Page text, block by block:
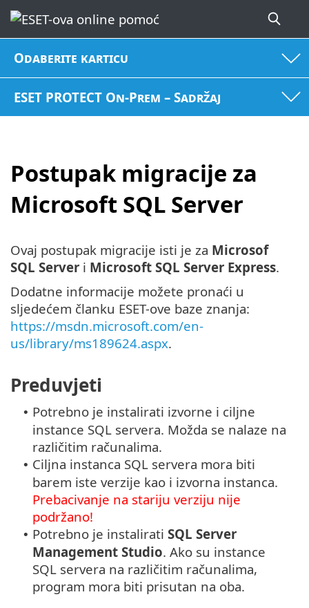
Odaberite karticu
ESET PROTECT On-Prem – Sadržaj
Postupak migracije za
Microsoft SQL Server
Ovaj postupak migracije isti je za Microsof
SQL Server i Microsoft SQL Server Express.
Dodatne informacije možete pronaći u
sljedećem članku ESET-ove baze znanja:
https://msdn.microsoft.com/en-
us/library/ms189624.aspx.
Preduvjeti
• Potrebno je instalirati izvorne i ciljne
instance SQL servera. Možda se nalaze na
različitim računalima.
• Ciljna instanca SQL servera mora biti
barem iste verzije kao i izvorna instanca.
Prebacivanje na stariju verziju nije
podržano!
• Potrebno je instalirati SQL Server
Management Studio. Ako su instance
SQL servera na različitim računalima,
program mora biti prisutan na oba.